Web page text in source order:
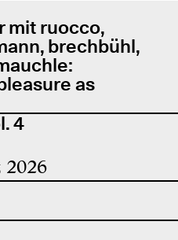
mit ruocco,
brechbühl,
as
4
2026